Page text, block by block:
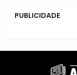
PUBLICIDADE